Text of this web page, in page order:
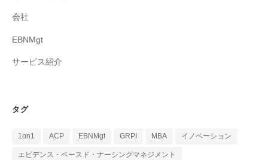
会社
EBNMgt
サービス紹介
タグ
1on1 ACP EBNMgt GRPI MBA イノベーション
エビデンス・ベースド・ナーシングマネジメント